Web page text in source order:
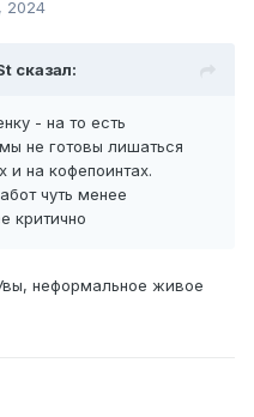
2024
сказал:
- на то есть
не готовы лишаться
на кофепоинтах.
чуть менее
критично
неформальное живое